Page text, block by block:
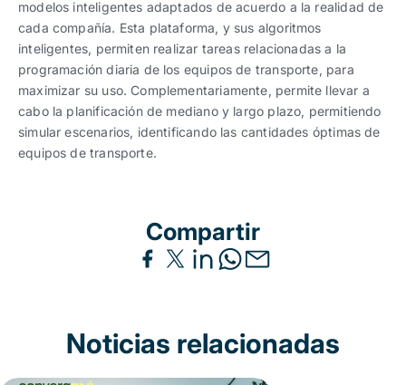
modelos inteligentes adaptados de acuerdo a la realidad de
cada compañía. Esta plataforma, y sus algoritmos
inteligentes, permiten realizar tareas relacionadas a la
programación diaria de los equipos de transporte, para
maximizar su uso. Complementariamente, permite llevar a
cabo la planificación de mediano y largo plazo, permitiendo
simular escenarios, identificando las cantidades óptimas de
equipos de transporte.
Compartir
Noticias relacionadas